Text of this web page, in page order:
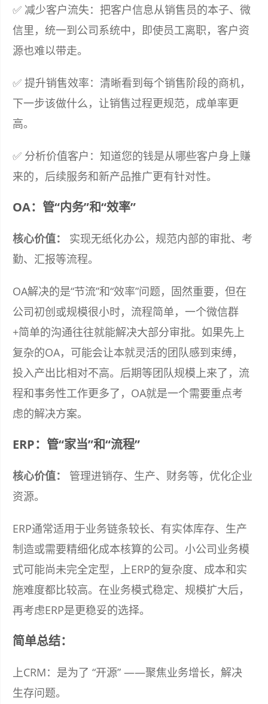
✅ 减少客户流失：把客户信息从销售员的本子、微
信里，统一到公司系统中，即使员工离职，客户资
源也难以带走。
✅ 提升销售效率：清晰看到每个销售阶段的商机，
下一步该做什么，让销售过程更规范，成单率更
高。
✅ 分析价值客户：知道您的钱是从哪些客户身上赚
来的，后续服务和新产品推广更有针对性。
OA：管“内务”和“效率”
核心价值：
实现无纸化办公，规范内部的审批、考
勤、汇报等流程。
OA解决的是“节流”和“效率”问题，固然重要，但在
公司初创或规模很小时，流程简单，一个微信群
+简单的沟通往往就能解决大部分审批。如果先上
复杂的OA，可能会让本就灵活的团队感到束缚，
投入产出比相对不高。后期等团队规模上来了，流
程和事务性工作更多了，OA就是一个需要重点考
虑的解决方案。
ERP：管“家当”和“流程”
核心价值：
管理进销存、生产、财务等，优化企业
资源。
ERP通常适用于业务链条较长、有实体库存、生产
制造或需要精细化成本核算的公司。小公司业务模
式可能尚未完全定型，上ERP的复杂度、成本和实
施难度都比较高。在业务模式稳定、规模扩大后，
再考虑ERP是更稳妥的选择。
简单总结：
上CRM：是为了 “开源” ——聚焦业务增长，解决
生存问题。